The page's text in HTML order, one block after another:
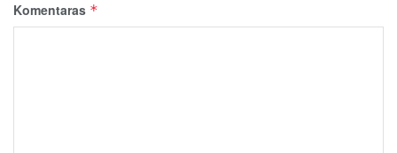
Komentaras *